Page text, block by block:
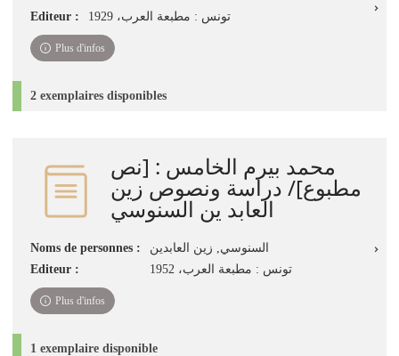
Editeur : تونس : مطبعة العرب، 1929
Plus d'infos
2 exemplaires disponibles
محمد بيرم الخامس : [نص
مطبوع]/ دراسة ونصوص زين
العابد ين السنوسي
Noms de personnes :
السنوسي, زين العابدين
Editeur :
تونس : مطبعة العرب، 1952
Plus d'infos
1 exemplaire disponible